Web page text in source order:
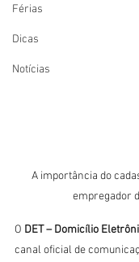
Férias
Dicas
Notícias
A importância do
empregador
O DET – Domicílio
canal oficial de